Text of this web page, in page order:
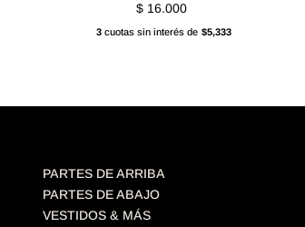
$ 16.000
3cuotas sin interés de $5,333
PARTES DE ARRIBA
PARTES DE ABAJO
VESTIDOS & MÁS